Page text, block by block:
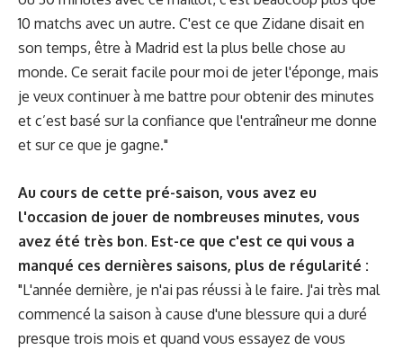
10 matchs avec un autre. C'est ce que Zidane disait en
son temps, être à Madrid est la plus belle chose au
monde. Ce serait facile pour moi de jeter l'éponge, mais
je veux continuer à me battre pour obtenir des minutes
et c’est basé sur la confiance que l'entraîneur me donne
et sur ce que je gagne."
Au cours de cette pré-saison, vous avez eu
l'occasion de jouer de nombreuses minutes, vous
avez été très bon. Est-ce que c'est ce qui vous a
manqué ces dernières saisons, plus de régularité :
"L'année dernière, je n'ai pas réussi à le faire. J'ai très mal
commencé la saison à cause d'une blessure qui a duré
presque trois mois et quand vous essayez de vous